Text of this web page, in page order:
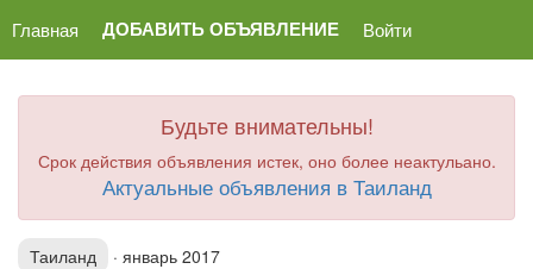
Главная ДОБАВИТЬ ОБЪЯВЛЕНИЕ Войти
Будьте внимательны!
Срок действия объявления истек, оно более неактульано.
Актуальные объявления в Таиланд
Таиланд · январь 2017